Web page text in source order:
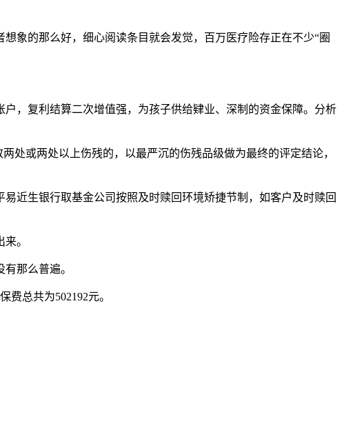
的那么好，细心阅读条目就会发觉，百万医疗险存正在不少“圈
，复利结算二次增值强，为孩子供给肄业、深制的资金保障。分析
或两处以上伤残的，以最严沉的伤残品级做为最终的评定结论，
生银行取基金公司按照及时赎回环境矫捷节制，如客户及时赎回
。
那么普遍。
总共为502192元。